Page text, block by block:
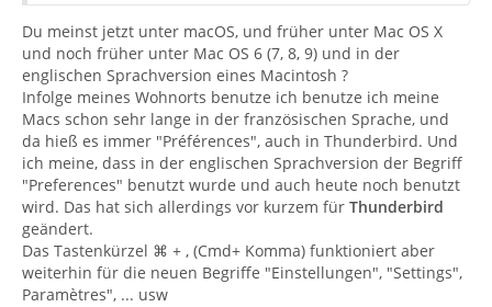
Du meinst jetzt unter macOS, und früher unter Mac OS X
und noch früher unter Mac OS 6 (7, 8, 9) und in der
englischen Sprachversion eines Macintosh ?
Infolge meines Wohnorts benutze ich benutze ich meine
Macs schon sehr lange in der französischen Sprache, und
da hieß es immer "Préférences", auch in Thunderbird. Und
ich meine, dass in der englischen Sprachversion der Begriff
"Preferences" benutzt wurde und auch heute noch benutzt
wird. Das hat sich allerdings vor kurzem für Thunderbird
geändert.
Das Tastenkürzel ⌘ + , (Cmd+ Komma) funktioniert aber
weiterhin für die neuen Begriffe "Einstellungen", "Settings",
Paramètres", ... usw